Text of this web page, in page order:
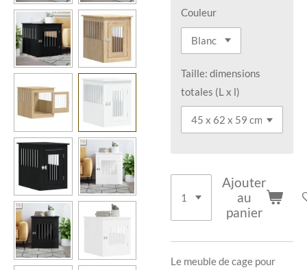
Couleur
Taille: dimensions
totales (L x l)
Ajouter
au
panier
Le meuble de cage pour